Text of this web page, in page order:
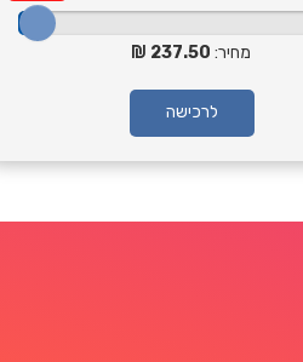
מחיר: 237.50
לרכישה